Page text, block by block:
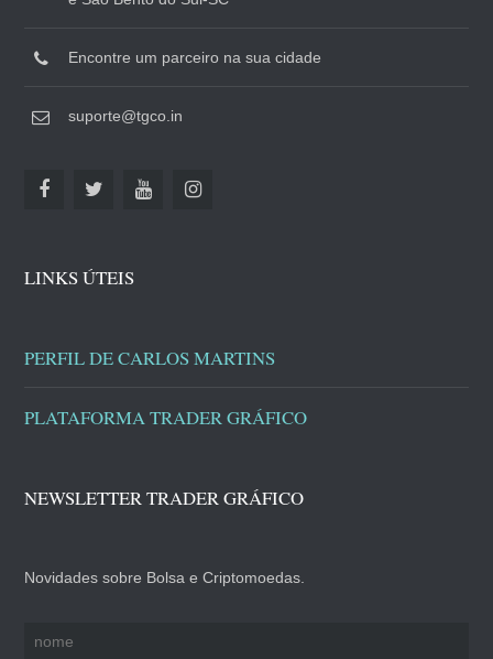
Encontre um parceiro na sua cidade
suporte@tgco.in
LINKS ÚTEIS
PERFIL DE CARLOS MARTINS
PLATAFORMA TRADER GRÁFICO
NEWSLETTER TRADER GRÁFICO
Novidades sobre Bolsa e Criptomoedas.